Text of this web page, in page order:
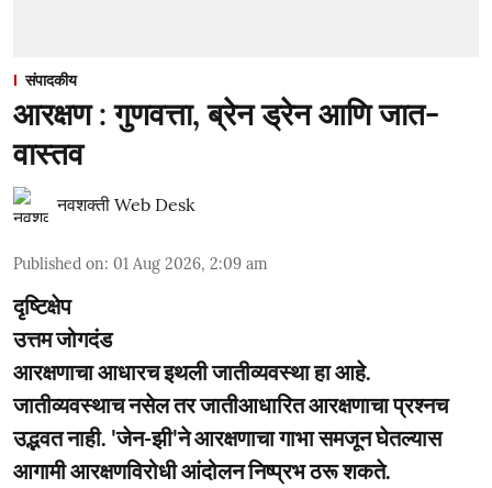
संपादकीय
आरक्षण : गुणवत्ता, ब्रेन ड्रेन आणि जात-
वास्तव
नवशक्ती Web Desk
Published on: 01 Aug 2026, 2:09 am
दृष्टिक्षेप
उत्तम जोगदंड
आरक्षणाचा आधारच इथली जातीव्यवस्था हा आहे.
जातीव्यवस्थाच नसेल तर जातीआधारित आरक्षणाचा प्रश्नच
उद्भवत नाही. 'जेन-झी'ने आरक्षणाचा गाभा समजून घेतल्यास
आगामी आरक्षणविरोधी आंदोलन निष्प्रभ ठरू शकते.